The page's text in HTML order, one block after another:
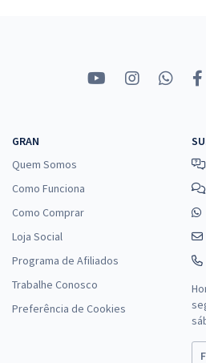
UFMT - Universidade Federal de
R$
Economize R$
Comprar
UFMT - Universidade Federal de Mato
à
R$
Economize R$
GRAN
Quem Somos
Como Funciona
Como Comprar
Loja Social
Programa de Afiliados
Trabalhe Conosco
Preferência de Cookies